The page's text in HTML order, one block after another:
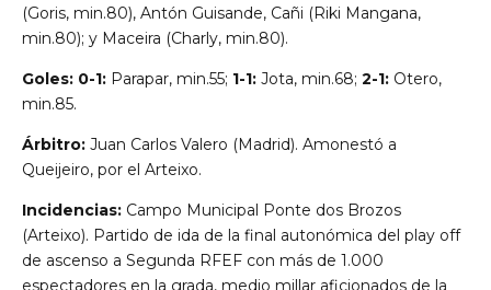
(Goris, min.80), Antón Guisande, Cañi (Riki Mangana,
min.80); y Maceira (Charly, min.80).
Goles: 0-1: Parapar, min.55; 1-1: Jota, min.68; 2-1: Otero,
min.85.
Árbitro: Juan Carlos Valero (Madrid). Amonestó a
Queijeiro, por el Arteixo.
Incidencias: Campo Municipal Ponte dos Brozos
(Arteixo). Partido de ida de la final autonómica del play off
de ascenso a Segunda RFEF con más de 1.000